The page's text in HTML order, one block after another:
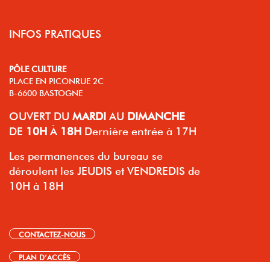
INFOS PRATIQUES
PÔLE CULTURE
PLACE EN PICONRUE 2C
B-6600 BASTOGNE
OUVERT DU MARDI AU DIMANCHE
DE 10H À 18H Dernière entrée à 17H
Les permanences du bureau se
déroulent les JEUDIS et VENDREDIS de
10H à 18H
CONTACTEZ-NOUS
PLAN D’ACCÈS